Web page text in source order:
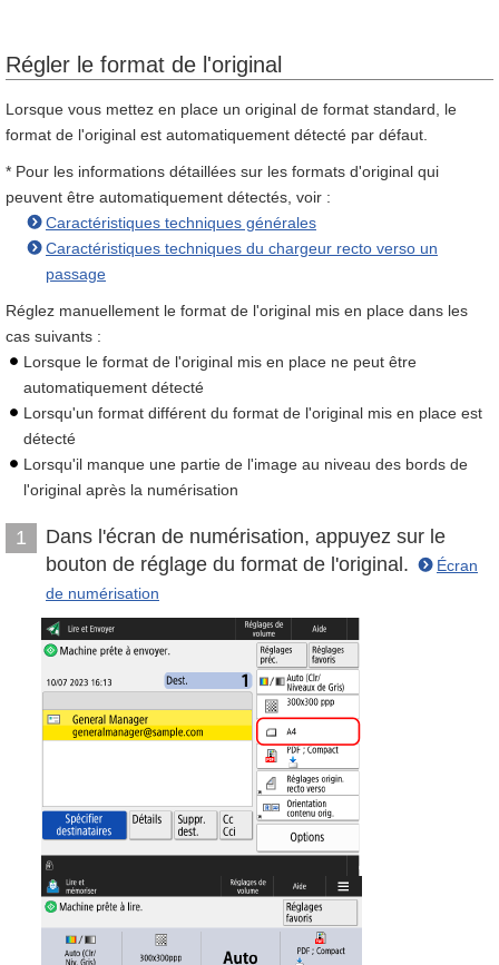
Régler le format de l'original
Lorsque vous mettez en place un original de format standard, le
format de l'original est automatiquement détecté par défaut.
* Pour les informations détaillées sur les formats d'original qui
peuvent être automatiquement détectés, voir :
Caractéristiques techniques générales
Caractéristiques techniques du chargeur recto verso un
passage
Réglez manuellement le format de l'original mis en place dans les
cas suivants :
Lorsque le format de l'original mis en place ne peut être
automatiquement détecté
Lorsqu'un format différent du format de l'original mis en place est
détecté
Lorsqu'il manque une partie de l'image au niveau des bords de
l'original après la numérisation
1
Dans l'écran de numérisation, appuyez sur le
bouton de réglage du format de l'original.
Écran
de numérisation